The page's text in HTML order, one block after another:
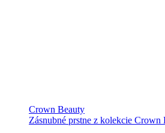
Crown Beauty
Zásnubné prstne z kolekcie Crown